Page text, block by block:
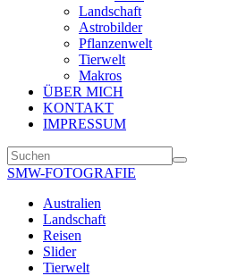
Landschaft
Astrobilder
Pflanzenwelt
Tierwelt
Makros
ÜBER MICH
KONTAKT
IMPRESSUM
SMW-FOTOGRAFIE
Australien
Landschaft
Reisen
Slider
Tierwelt